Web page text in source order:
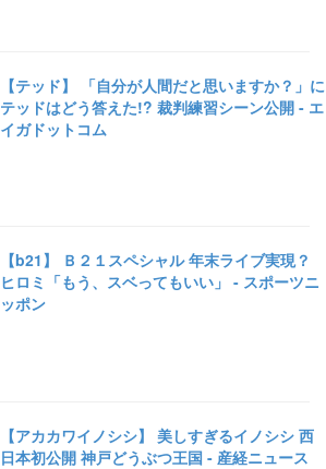
【テッド】 「自分が人間だと思いますか？」に
テッドはどう答えた!? 裁判練習シーン公開 - エ
イガドットコム
【b21】 Ｂ２１スペシャル 年末ライブ実現？
ヒロミ「もう、スベってもいい」 - スポーツニ
ッポン
【アカカワイノシシ】 美しすぎるイノシシ 西
日本初公開 神戸どうぶつ王国 - 産経ニュース